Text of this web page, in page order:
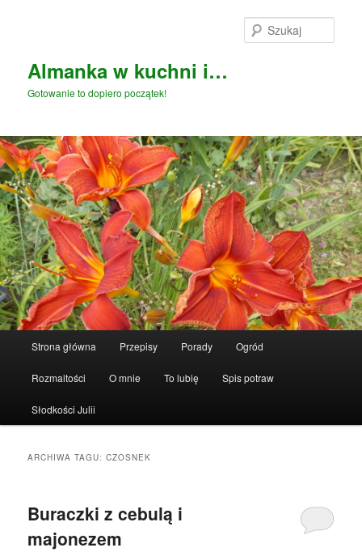
Almanka w kuchni i…
Gotowanie to dopiero początek!
Strona główna Przepisy Porady Ogród
Rozmaitości O mnie To lubię Spis potraw
Słodkości Julii
ARCHIWA TAGU:CZOSNEK
Buraczki z cebulą i
majonezem